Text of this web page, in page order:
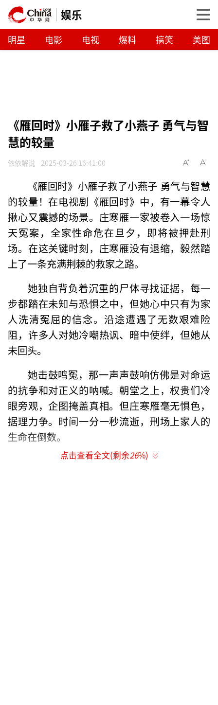
娱乐
明星 电影 电视 爆料 搞笑 美图
《雁回时》小雁子救了小燕子 勇气与智
慧的较量
依依解说 2025-03-26 16:41:00
《雁回时》小雁子救了小燕子 勇气与智慧
的较量！在电视剧《雁回时》中，有一幕令人
揪心又震撼的场景。庄寒雁一家被卷入一场惊
天冤案，全家性命危在旦夕，即将被押赴刑
场。在这关键时刻，庄寒雁没有退缩，毅然踏
上了一条充满荆棘的救家之路。
她独自背负着沉重的尸体寻找证据，每一
步都踏在未知与恐惧之中，但她心中只有为家
人洗清冤屈的信念。沿途遭遇了无数艰难险
阻，许多人对她冷嘲热讽、暗中使绊，但她从
未回头。
她击鼓鸣冤，那一声声鼓响仿佛是对命运
的抗争和对正义的呐喊。朝堂之上，权贵们冷
眼旁观，企图掩盖真相。但庄寒雁毫无惧色，
据理力争。时间一分一秒流逝，刑场上家人的
生命在倒数。
终于，在最后一刻，她赶到了刑场。当她
点击查看全文(剩余26%)